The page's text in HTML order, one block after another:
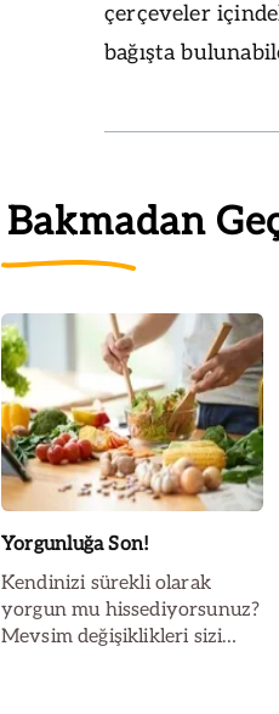
çerçeveler
bağışta
Bakmadan
Yorgunluğa Son!
Kendinizi sürekli olarak
yorgun mu hissediyorsunuz?
Mevsim değişiklikleri sizi